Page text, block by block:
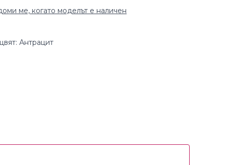
ме, когато моделът е наличен
Антрацит